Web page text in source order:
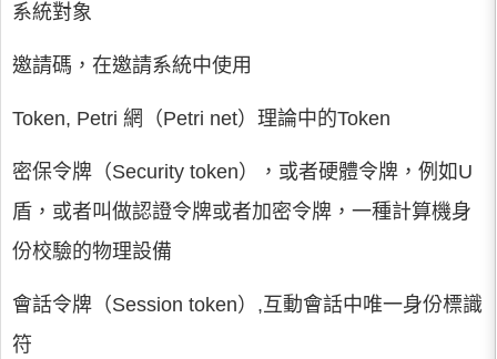
系統對象
邀請碼，在邀請系統中使用
Token, Petri 網（Petri net）理論中的Token
密保令牌（Security token），或者硬體令牌，例如U
盾，或者叫做認證令牌或者加密令牌，一種計算機身
份校驗的物理設備
會話令牌（Session token）,互動會話中唯一身份標識
符